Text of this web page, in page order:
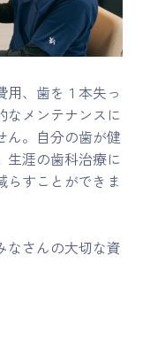
用、歯を１本失っ
なメンテナンスに
ん。自分の歯が健
生涯の歯科治療に
らすことができま
なさんの大切な資